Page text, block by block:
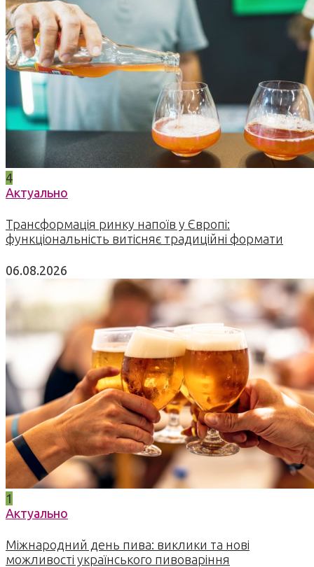
4
Актуально
Трансформація ринку напоїв у Європі:
функціональність витісняє традиційні формати
06.08.2026
1
Актуально
Міжнародний день пива: виклики та нові
можливості українського пивоваріння